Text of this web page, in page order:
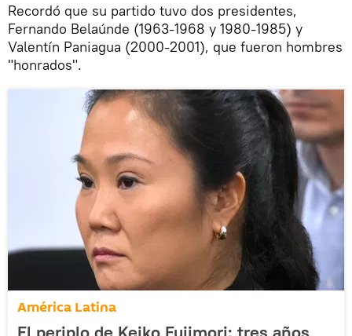
Recordó que su partido tuvo dos presidentes,
Fernando Belaúnde (1963-1968 y 1980-1985) y
Valentín Paniagua (2000-2001), que fueron hombres
"honrados".
América Latina